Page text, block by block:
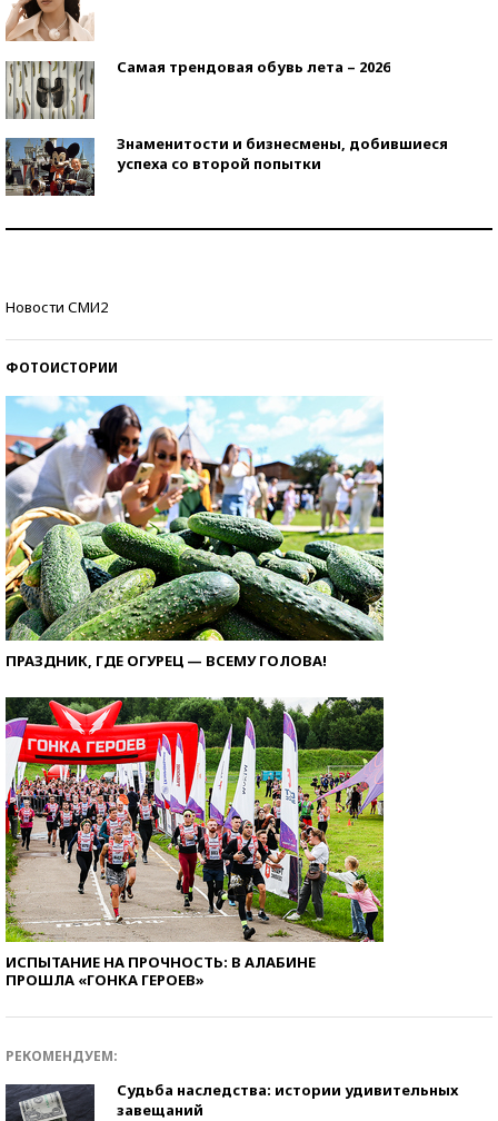
Самая трендовая обувь лета – 2026
Знаменитости и бизнесмены, добившиеся
успеха со второй попытки
Новости СМИ2
ФОТОИСТОРИИ
ПРАЗДНИК, ГДЕ ОГУРЕЦ — ВСЕМУ ГОЛОВА!
ИСПЫТАНИЕ НА ПРОЧНОСТЬ: В АЛАБИНЕ
ПРОШЛА «ГОНКА ГЕРОЕВ»
РЕКОМЕНДУЕМ:
Судьба наследства: истории удивительных
завещаний